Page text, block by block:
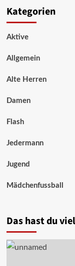
Kategorien
Aktive
Allgemein
Alte Herren
Damen
Flash
Jedermann
Jugend
Mädchenfussball
Das hast du